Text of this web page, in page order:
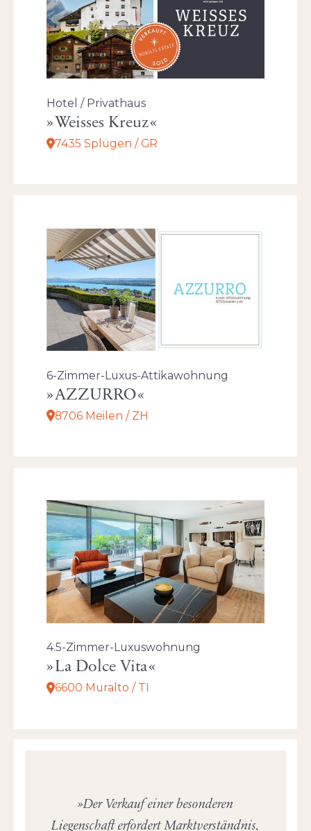
Hotel / Privathaus
Weisses Kreuz
7435 Splügen / GR
6-Zimmer-Luxus-Attikawohnung
AZZURRO
8706 Meilen / ZH
4.5-Zimmer-Luxuswohnung
La Dolce Vita
6600 Muralto / TI
Der Verkauf einer besonderen
Liegenschaft erfordert Marktverständnis,